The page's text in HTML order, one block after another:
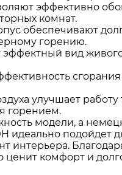
эффективно
комнат.
обеспечивают
горению.
вид
улучшает
горением.
модели, а
идеально подойдет
интерьера.
ценит комфорт и